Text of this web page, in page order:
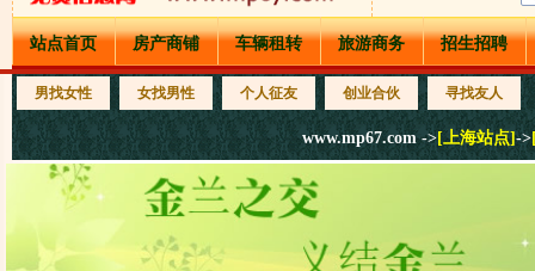
站点首页 房产商铺 车辆租转 旅游商务 招生招聘
男找女性 女找男性 个人征友 创业合伙 寻找友人
www.mp67.com ->[上海站点]->